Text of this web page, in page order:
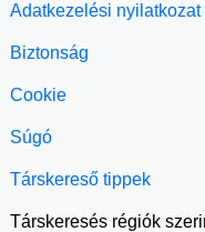
Adatkezelési nyilatkozat
Biztonság
Cookie
Súgó
Társkereső tippek
Társkeresés régiók